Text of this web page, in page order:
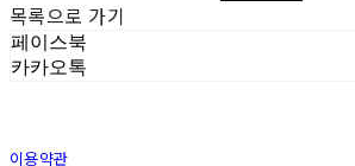
목록으로 가기
페이스북
카카오톡
이용약관